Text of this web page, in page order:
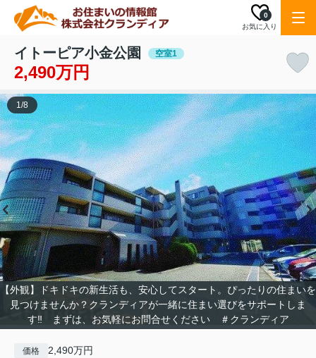
お気に入り
0
イトーピア小金公園 空室1
2,490万円
【外観】ドキドキの新生活も、安心してスタート。ぴったりの住まいを
見つけませんか？クランディアが一緒に住まい選びをサポートしま
す‼ まずは、お気軽にお問合せください ＃クランディア
1/8
価格 2,490万円